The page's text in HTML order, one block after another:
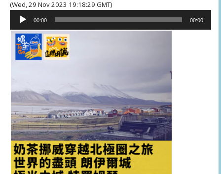
(Wed, 29 Nov 2023 19:18:29 GMT)
播
器
00:00 00:00